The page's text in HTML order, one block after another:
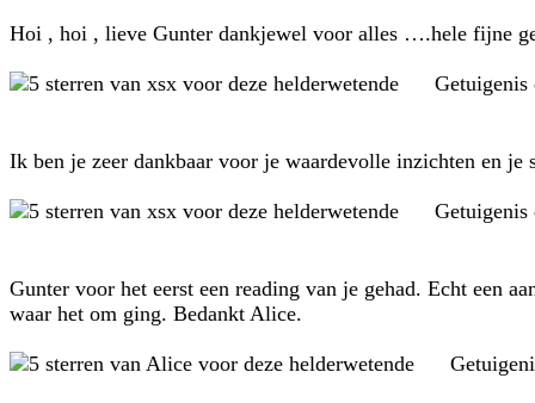
Hoi , hoi , lieve Gunter dankjewel voor alles ….hele fijne
Ik ben je zeer dankbaar voor je waardevolle inzichten en
Gunter voor het eerst een reading van je gehad. Echt een
waar het om ging. Bedankt Alice.